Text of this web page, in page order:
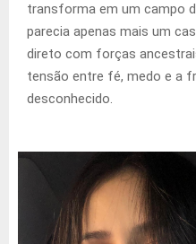
transforma em um campo
parecia apenas mais um
direto com forças
tensão entre fé, medo e a
desconhecido.